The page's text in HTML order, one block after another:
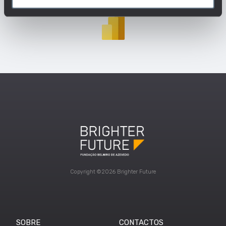
Copyright ©2026 Brighter Future
SOBRE CONTACTOS